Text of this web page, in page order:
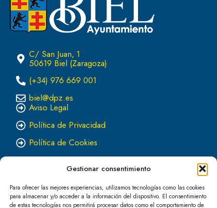
Gestionar consentimiento
Para ofrecer las mejores experiencias, utilizamos tecnologías como las cookies
para almacenar y/o acceder a la información del dispositivo. El consentimiento
de estas tecnologías nos permitirá procesar datos como el comportamiento de
C/ San Juan, 1
50619 Biel (Zaragoza)
(+34) 976 669 001
biel@dpz.es
Aviso Legal
Política de Privacidad
Política de Cookies